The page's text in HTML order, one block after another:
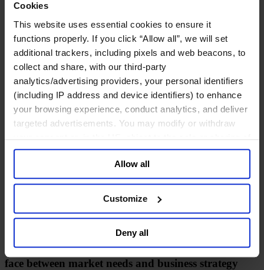
Cookies
This website uses essential cookies to ensure it
functions properly. If you click “Allow all”, we will set
additional trackers, including pixels and web beacons, to
collect and share, with our third-party
analytics/advertising providers, your personal identifiers
(including IP address and device identifiers) to enhance
your browsing experience, conduct analytics, and deliver
targeted advertisements. You may modify or withdraw
your consent or, in the US, object to the sale or sharing of
your data for targeted advertising, by clicking “Do Not
Sell or Share My Personal Information” in the footer of
the website. You must opt-out of each device and each
browser. For additional information and retention terms
general collection and use of personal information see
Allow all
Customize
Deny all
English
Deutsch
中文
日本語
Architect of Consumer
Centricity
2017年01月1日
Share
Share via Email Download the PDF
Archi­tect of Con­su­mer Cen­tri­ci­ty
The role of the Chief Mar­ket­ing Officer at the in­ter­
face between market needs and busi­ness stra­te­gy